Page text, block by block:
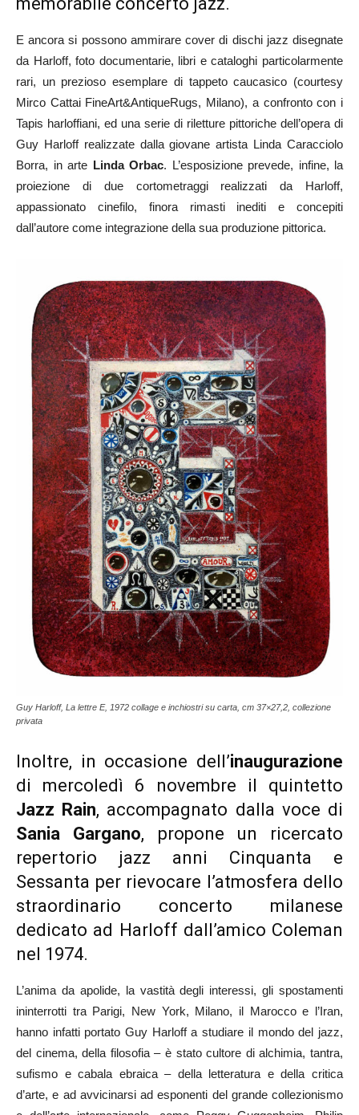
E ancora si possono ammirare cover di dischi jazz disegnate
da Harloff, foto documentarie, libri e cataloghi particolarmente
rari, un prezioso esemplare di tappeto caucasico (courtesy
Mirco Cattai FineArt&AntiqueRugs, Milano), a confronto con i
Tapis harloffiani, ed una serie di riletture pittoriche dell’opera di
Guy Harloff realizzate dalla giovane artista Linda Caracciolo
Borra, in arte Linda Orbac. L’esposizione prevede, infine, la
proiezione di due cortometraggi realizzati da Harloff,
appassionato cinefilo, finora rimasti inediti e concepiti
dall’autore come integrazione della sua produzione pittorica.
Guy Harloff, La lettre E, 1972 collage e inchiostri su carta, cm 37×27,2, collezione
privata
Inoltre, in occasione dell’inaugurazione
di mercoledì 6 novembre il quintetto
Jazz Rain, accompagnato dalla voce di
Sania Gargano, propone un ricercato
repertorio jazz anni Cinquanta e
Sessanta per rievocare l’atmosfera dello
straordinario concerto milanese
dedicato ad Harloff dall’amico Coleman
nel 1974.
L’anima da apolide, la vastità degli interessi, gli spostamenti
ininterrotti tra Parigi, New York, Milano, il Marocco e l’Iran,
hanno infatti portato Guy Harloff a studiare il mondo del jazz,
del cinema, della filosofia – è stato cultore di alchimia, tantra,
sufismo e cabala ebraica – della letteratura e della critica
d’arte, e ad avvicinarsi ad esponenti del grande collezionismo